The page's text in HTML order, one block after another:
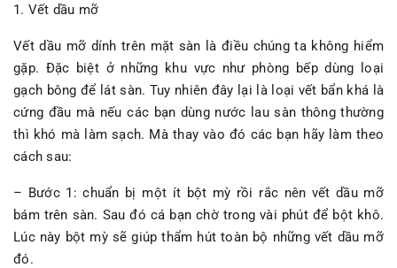
1. Vết dầu mỡ
Vết dầu mỡ dính trên mặt sàn là điều chúng ta không hiểm
gặp. Đặc biệt ở những khu vực như phòng bếp dùng loại
gạch bông để lát sàn. Tuy nhiên đây lại là loại vết bẩn khá là
cứng đầu mà nếu các bạn dùng nước lau sàn thông thường
thì khó mà làm sạch. Mà thay vào đó các bạn hãy làm theo
cách sau:
– Bước 1: chuẩn bị một ít bột mỳ rồi rắc nên vết dầu mỡ
bám trên sàn. Sau đó cá bạn chờ trong vài phút để bột khô.
Lúc này bột mỳ sẽ giúp thẩm hút toàn bộ những vết dầu mỡ
đó.